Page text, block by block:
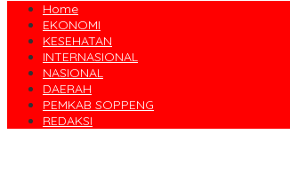
Home
EKONOMI
KESEHATAN
INTERNASIONAL
NASIONAL
DAERAH
PEMKAB SOPPENG
REDAKSI